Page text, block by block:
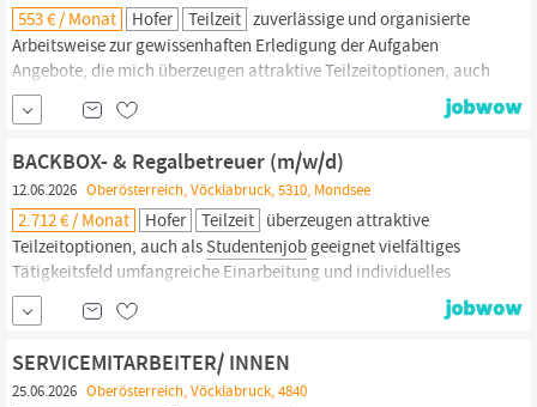
553 € / Monat Hofer Teilzeit zuverlässige und organisierte
Arbeitsweise zur gewissenhaften Erledigung der Aufgaben
Angebote, die mich überzeugen attraktive Teilzeitoptionen, auch
alsStudentenjob
umfangreiche Einarbeitung und individuelles Onboarding top
ausgestattet mit Headset und immer verbunden mit dem Team
zielgerichtete E-Learning Module...
BACKBOX- & Regalbetreuer (m/w/d)
12.06.2026 Oberösterreich, Vöcklabruck, 5310, Mondsee
2.712 € / Monat Hofer Teilzeit überzeugen attraktive
Teilzeitoptionen, auch als Studentenjob geeignet vielfältiges
Tätigkeitsfeld umfangreiche Einarbeitung und individuelles
Onboarding top ausgestattet mit Headset und immer verbunden
mit dem Team zielgerichtete E-Learning Module zur fachlichen
Weiterbildung kostenlose Verpflegung in Form von täglich
frischem Obst und
SERVICEMITARBEITER/ INNEN
25.06.2026 Oberösterreich, Vöcklabruck, 4840